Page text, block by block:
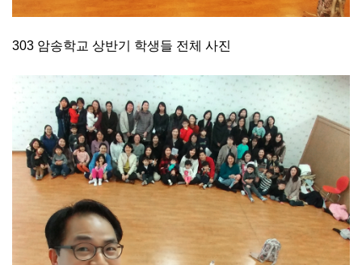
303 암송학교 상반기 학생들 전체 사진